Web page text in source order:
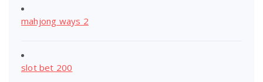
mahjong ways 2
slot bet 200